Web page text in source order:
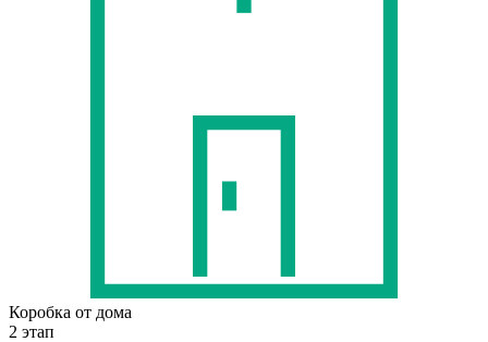
Коробка от дома
2 этап